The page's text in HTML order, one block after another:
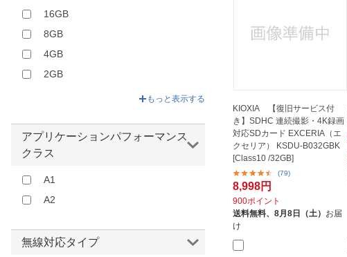
KIOXIA 【復旧サービス付
き】SDHC 連続撮影・4K録画
対応SDカード EXCERIA（エ
クセリア） KSDU-B032GBK
[Class10 /32GB]
(79)
8,998円
900ポイント
送料無料、 8月8日（土） お届
け
16GB
8GB
4GB
2GB
もっと表示する
アプリケーションパフォーマンス
クラス
A1
A2
無線対応タイプ